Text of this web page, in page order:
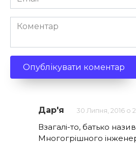
*
Коментар
Дар'я 30 Липня, 2016 о
Взагалі-то, батько
Многогрішного